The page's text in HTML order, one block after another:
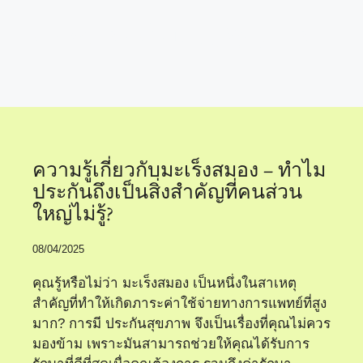
ความรู้เกี่ยวกับมะเร็งสมอง – ทำไม
ประกันถึงเป็นสิ่งสำคัญที่คนส่วน
ใหญ่ไม่รู้?
08/04/2025
คุณรู้หรือไม่ว่า มะเร็งสมอง เป็นหนึ่งในสาเหตุ
สำคัญที่ทำให้เกิดภาระค่าใช้จ่ายทางการแพทย์ที่สูง
มาก? การมี ประกันสุขภาพ จึงเป็นเรื่องที่คุณไม่ควร
มองข้าม เพราะมันสามารถช่วยให้คุณได้รับการ